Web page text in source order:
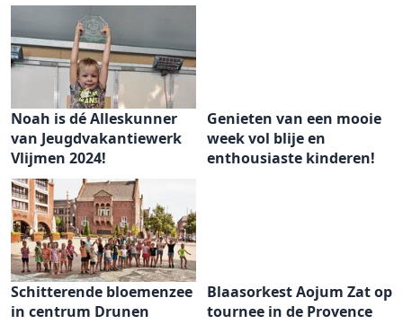
Noah is dé Alleskunner
van Jeugdvakantiewerk
Vlijmen 2024!
Genieten van een mooie
week vol blije en
enthousiaste kinderen!
Schitterende bloemenzee
in centrum Drunen
Blaasorkest Aojum Zat op
tournee in de Provence